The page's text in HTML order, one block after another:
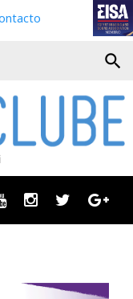
search
Youtube InstagramTwitter